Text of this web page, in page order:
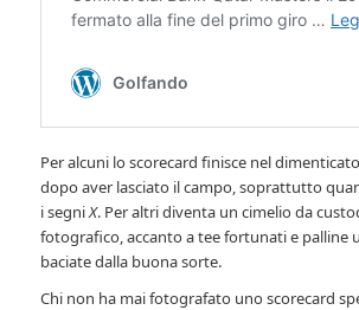
Per alcuni lo scorecard finisce nel
dopo aver lasciato il campo, soprattutto
i segniX. Per altri diventa un cimelio da
fotografico, accanto a tee fortunati e palline
baciate dalla buona sorte.
Chi non ha mai fotografato uno scorecard